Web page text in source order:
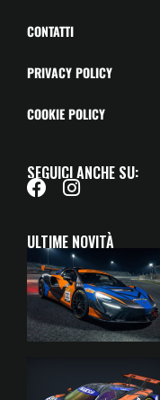
CONTATTI
PRIVACY POLICY
COOKIE POLICY
SEGUICI ANCHE SU:
ULTIME NOVITÀ